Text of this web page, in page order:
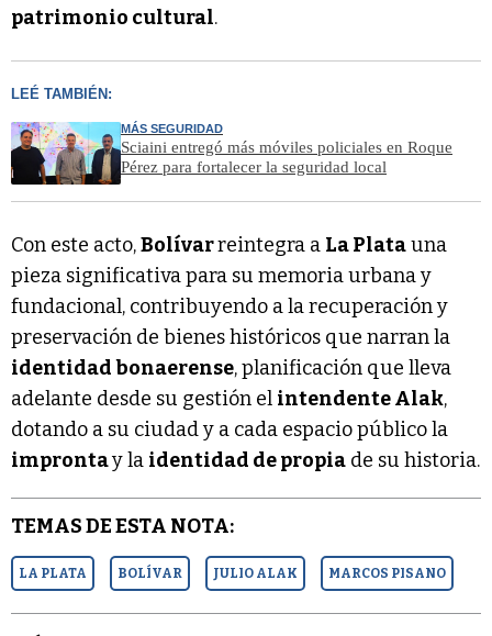
patrimonio cultural.
LEÉ TAMBIÉN:
MÁS SEGURIDAD
Sciaini entregó más móviles policiales en Roque
Pérez para fortalecer la seguridad local
Con este acto,Bolívarreintegra a La Platauna
pieza significativa para su memoria urbana y
fundacional, contribuyendo a la recuperación y
preservación de bienes históricos que narran la
identidad bonaerense, planificación que lleva
adelante desde su gestión el intendente Alak,
dotando a su ciudad y a cada espacio público la
improntay la identidad de propia de su historia.
TEMAS DE ESTA NOTA:
LA PLATA BOLÍVAR JULIO ALAK MARCOS PISANO